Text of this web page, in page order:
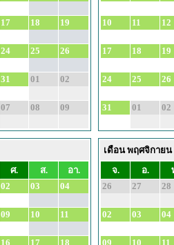
17 18 19
24 25 26
31 01 02
07 08 09
10 11 12
17 18 19
24 25 26
31 01 02
ศ. ส.
อา.
02 03 04
09 10 11
16 17 18
เดือน พฤศจิกายน
จ.
อ.
26
27 28
02 03 04
09 10 11